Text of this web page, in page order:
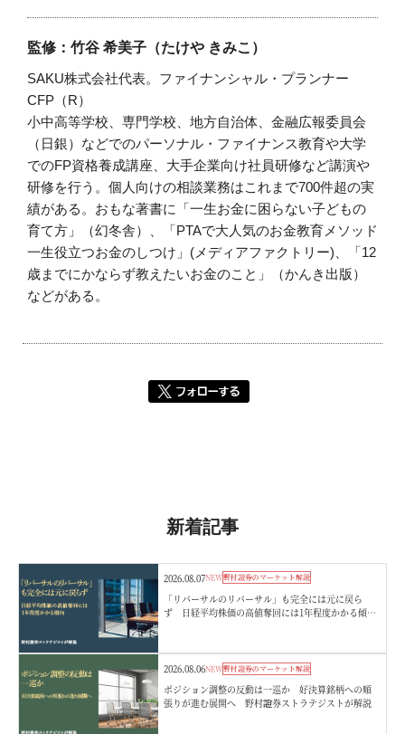
監修：竹谷 希美子（たけや きみこ）
SAKU株式会社代表。ファイナンシャル・プランナー
CFP（R）
小中高等学校、専門学校、地方自治体、金融広報委員会
（日銀）などでのパーソナル・ファイナンス教育や大学
でのFP資格養成講座、大手企業向け社員研修など講演や
研修を行う。個人向けの相談業務はこれまで700件超の実
績がある。おもな著書に「一生お金に困らない子どもの
育て方」（幻冬舎）、「PTAで大人気のお金教育メソッド
一生役立つお金のしつけ」(メディアファクトリー)、「12
歳までにかならず教えたいお金のこと」（かんき出版）
などがある。
新着記事
2026.08.07NEW野村證券のマーケット解説
「リバーサルのリバーサル」も完全には元に戻ら
ず 日経平均株価の高値奪回には1年程度かかる傾
2026.08.06NEW野村證券のマーケット解説
ポジション調整の反動は一巡か 好決算銘柄への順
張りが進む展開へ 野村證券ストラテジストが解説